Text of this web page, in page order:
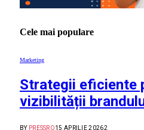
Cele mai populare
Marketing
Strategii eficiente
vizibilității
BY PRESSRO15 APRILIE 20262